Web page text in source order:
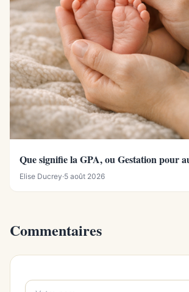
Que signifie la GPA, ou Gestation pour
Elise Ducrey·5 août 2026
Commentaires